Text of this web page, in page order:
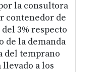
la consultora
contenedor de
3% respecto
de la demanda
del temprano
a los